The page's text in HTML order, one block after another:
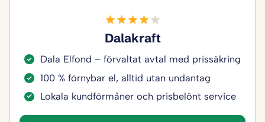
Dalakraft
Dala Elfond – förvaltat avtal med prissäkring
100 % förnybar el, alltid utan undantag
Lokala kundförmåner och prisbelönt service